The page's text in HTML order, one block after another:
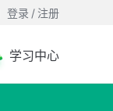
登录 / 注册
学习中心